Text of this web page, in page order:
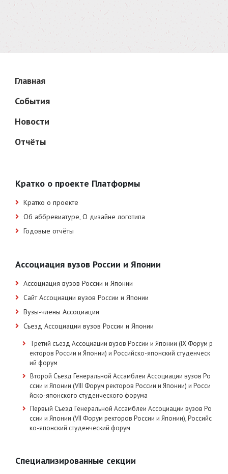
Главная
События
Новости
Отчёты
Кратко о проекте Платформы
Кратко о проекте
Об аббревиатуре, О дизайне логотипа
Годовые отчёты
Ассоциация вузов России и Японии
Ассоциация вузов России и Японии
Сайт Ассоциации вузов России и Японии
Вузы-члены Ассоциации
Съезд Ассоциации вузов России и Японии
Третий съезд Ассоциации вузов России и Японии (IX Форум р
екторов России и Японии) и Российско-японский студенческ
ий форум
Второй Съезд Генеральной Ассамблеи Ассоциации вузов Ро
ссии и Японии (VIII Форум ректоров России и Японии) и Росси
йско-японского студенческого форума
Первый Съезд Генеральной Ассамблеи Ассоциации вузов Ро
ссии и Японии (VII Форум ректоров России и Японии), Российс
ко-японский студенческий форум
Специализированные секции